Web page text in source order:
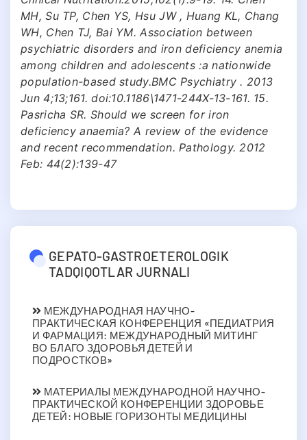
MH, Su TP, Chen YS, Hsu JW , Huang KL, Chang
WH, Chen TJ, Bai YM. Association between
psychiatric disorders and iron deficiency anemia
among children and adolescents :a nationwide
population-based study.BMC Psychiatry . 2013
Jun 4;13;161. doi:10.1186\1471-244X-13-161. 15.
Pasricha SR. Should we screen for iron
deficiency anaemia? A review of the evidence
and recent recommendation. Pathology. 2012
Feb: 44(2):139-47
GEPATO-GASTROETEROLOGIK
TADQIQOTLAR JURNALI
МЕЖДУНАРОДНАЯ НАУЧНО-
ПРАКТИЧЕСКАЯ КОНФЕРЕНЦИЯ «ПЕДИАТРИЯ
И ФАРМАЦИЯ: МЕЖДУНАРОДНЫЙ МИТИНГ
ВО БЛАГО ЗДОРОВЬЯ ДЕТЕЙ И
ПОДРОСТКОВ»
МАТЕРИАЛЫ МЕЖДУНАРОДНОЙ НАУЧНО-
ПРАКТИЧЕСКОЙ КОНФЕРЕНЦИИ ЗДОРОВЬЕ
ДЕТЕЙ: НОВЫЕ ГОРИЗОНТЫ МЕДИЦИНЫ